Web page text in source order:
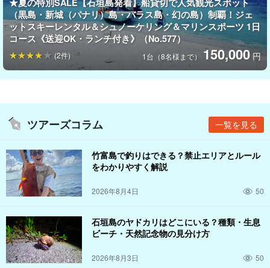
カップルで、家族で、仲間と一緒に！他の誰にも邪魔されない、
自分たちだけの特別な時間を、水上バイクで叶えましょう。
★夏の特別SALE【石垣島発着】船貸切で人気観光スポット
（黒島・新城（パナリ）島・バラス島・幻の島）制覇！ジェ
ットスキーレンタル＆シュノーケリング＆マリンスポーツ 1日
コース《送迎OK・ランチ付き》（No.577）
1台（8名様まで）150,000 円
(2件)
ツアーズコラム 一覧を見る
竹富島で釣りはできる？禁止エリアとルール
をわかりやすく解説
2026年8月4日 50
石垣島のヤドカリはどこにいる？種類・生息
ビーチ・天然記念物の見分け方
2026年8月3日 50